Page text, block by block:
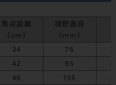
焦点距離
（cm）
視野直径
（mm）
34 75
42 95
46 105